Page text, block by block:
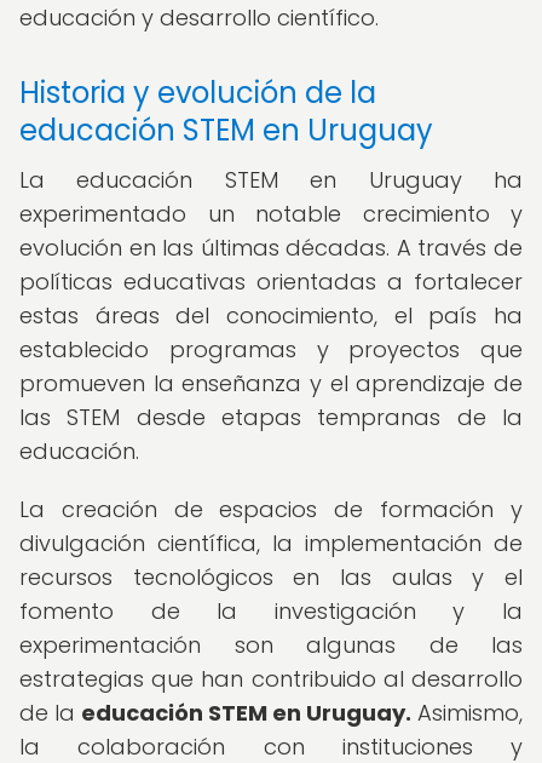
educación y desarrollo científico.
Historia y evolución de la
educación STEM en Uruguay
La educación STEM en Uruguay ha
experimentado un notable crecimiento y
evolución en las últimas décadas. A través de
políticas educativas orientadas a fortalecer
estas áreas del conocimiento, el país ha
establecido programas y proyectos que
promueven la enseñanza y el aprendizaje de
las STEM desde etapas tempranas de la
educación.
La creación de espacios de formación y
divulgación científica, la implementación de
recursos tecnológicos en las aulas y el
fomento de la investigación y la
experimentación son algunas de las
estrategias que han contribuido al desarrollo
de la educación STEM en Uruguay. Asimismo,
la colaboración con instituciones y